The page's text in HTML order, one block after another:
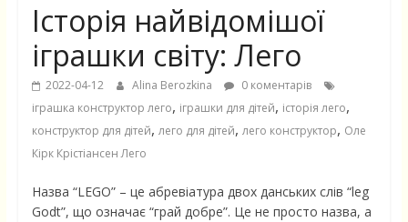
Історія найвідомішої
іграшки світу: Лего
2022-04-12 Alina Berozkina
0 коментарів
іграшка конструктор лего, іграшки для дітей, історія лего,
конструктор для дітей, лего для дітей, лего конструктор, Оле
Кірк Крістіансен Лего
Назва “LEGO” – це абревіатура двох данських слів “leg
Godt”, що означає “грай добре”. Це не просто назва, а